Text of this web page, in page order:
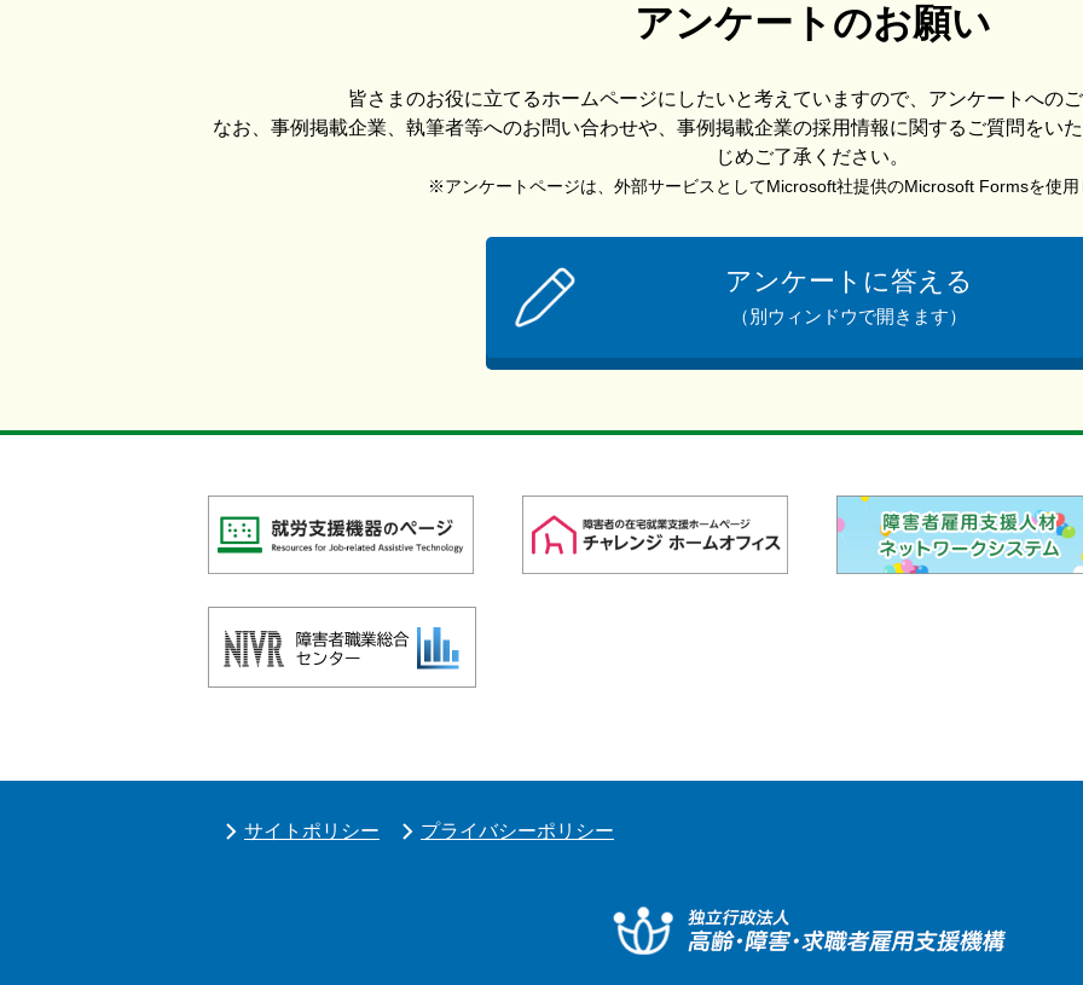
アンケートのお願い
皆さまのお役に立てるホームページにしたいと考えていますので、アンケートへのご
なお、事例掲載企業、執筆者等へのお問い合わせや、事例掲載企業の採用情報に関するご質問をい
じめご了承ください。
※アンケートページは、外部サービスとしてMicrosoft社提供のMicrosoft Formsを使用
アンケートに答える
（別ウィンドウで開きます）
サイトポリシー プライバシーポリシー